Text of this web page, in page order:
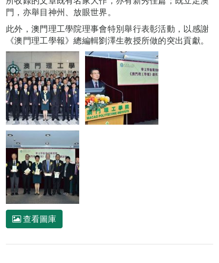
門，亦舉目神州、放眼世界。
此外，澳門理工學院理事會特別舉行表彰活動，以感謝
《澳門理工學報》總編輯劉澤生教授所做的突出貢獻。
查看圖庫